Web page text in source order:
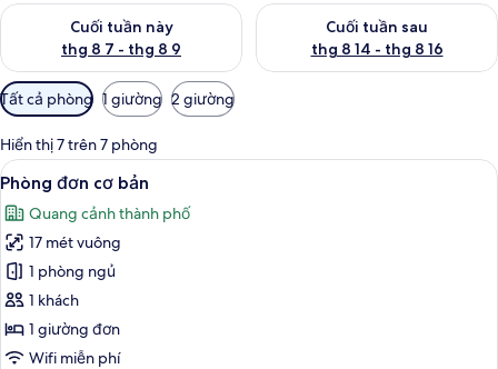
Cuối tuần này
thg 8 7 - thg 8 9
Kiểm tra lượng phòng cuối tuần này từ thg 8 7 - thg 8 9
Cuối tuần sau
thg 8 14 - thg 8 16
Kiểm tra lượng phòng cuối
Bộ
lọc
có
thể
dùng
để
lọc
tìm
phòng
Tất cả phòng 1 giường 2 giường
Hiển thị 7 trên 7 phòng
Xem
tất
cả
ảnh
Phòng
đơn
cơ
bản
Phòng đơn cơ bản | Bộ đồ giường
5
Phòng đơn cơ bản
Quang cảnh thành phố
17 mét vuông
1 phòng ngủ
1 khách
1 giường đơn
Wifi miễn phí